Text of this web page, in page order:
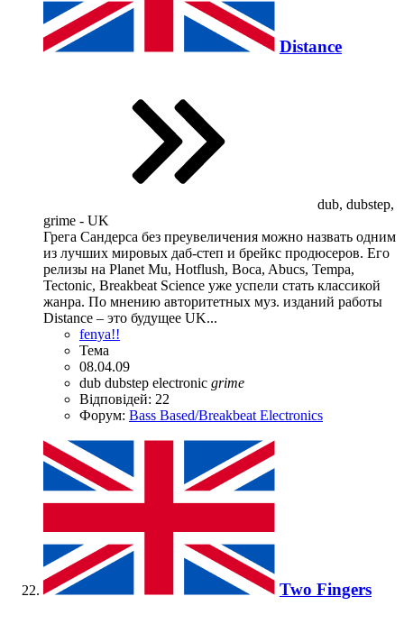
Distance
dub, dubstep,
grime - UK
Грега Сандерса без преувеличения можно назвать одним
из лучших мировых даб-степ и брейкс продюсеров. Его
релизы на Planet Mu, Hotflush, Boca, Abucs, Tempa,
Tectonic, Breakbeat Science уже успели стать классикой
жанра. По мнению авторитетных муз. изданий работы
Distance – это будущее UK...
fenya!!
Тема
08.04.09
dub dubstep electronic grime
Відповідей: 22
Форум: Bass Based/Breakbeat Electronics
Two Fingers